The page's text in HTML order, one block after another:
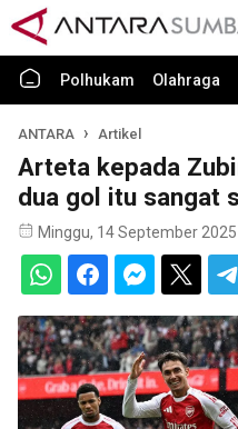
Polhukam Olahraga
ANTARA Artikel
Arteta kepada
dua gol itu sangat
Minggu, 14 September 2025